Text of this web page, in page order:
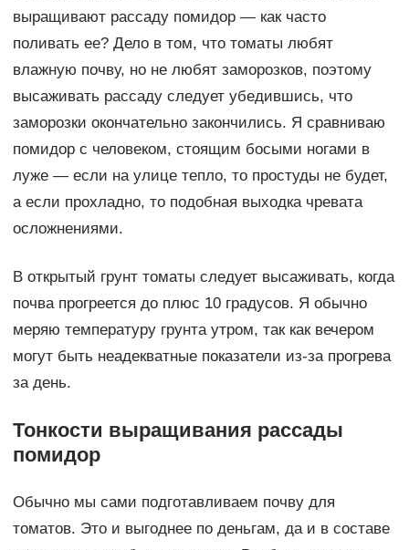
выращивают рассаду помидор — как часто
поливать ее? Дело в том, что томаты любят
влажную почву, но не любят заморозков, поэтому
высаживать рассаду следует убедившись, что
заморозки окончательно закончились. Я сравниваю
помидор с человеком, стоящим босыми ногами в
луже — если на улице тепло, то простуды не будет,
а если прохладно, то подобная выходка чревата
осложнениями.
В открытый грунт томаты следует высаживать, когда
почва прогреется до плюс 10 градусов. Я обычно
меряю температуру грунта утром, так как вечером
могут быть неадекватные показатели из-за прогрева
за день.
Тонкости выращивания рассады
помидор
Обычно мы сами подготавливаем почву для
томатов. Это и выгоднее по деньгам, да и в составе